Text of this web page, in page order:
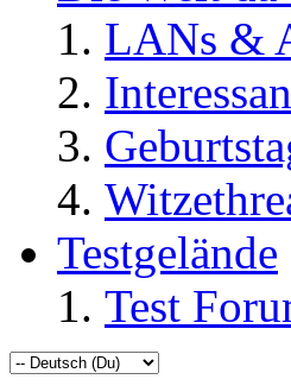
LANs &
Testgelände
Test